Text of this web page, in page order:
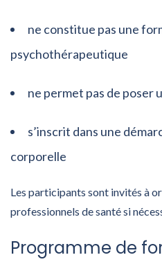
ne constitue pas une
psychothérapeutique
ne permet pas de poser
s’inscrit dans une
corporelle
Les participants sont invités à
professionnels de santé si
Programme de